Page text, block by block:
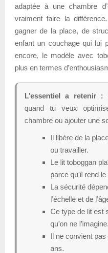
adaptée à une chambre
vraiment faire la
gagner de la place, de
enfant un couchage qui lui
encore, le modèle avec
plus en termes
L’essentiel a retenir :
quand tu veux
chambre ou ajouter une
Il libère de la
ou travailler.
Le lit toboggan
parce qu’il rend
La sécurité
l’échelle et de
Ce type de lit est
qu’on ne l’imagine.
Il ne convient
ans.